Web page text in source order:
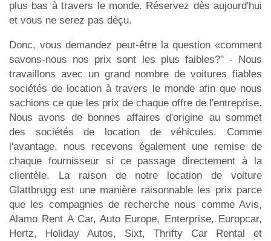
plus bas à travers le monde. Réservez dès aujourd'hui
et vous ne serez pas déçu.
Donc, vous demandez peut-être la question «comment
savons-nous nos prix sont les plus faibles?" - Nous
travaillons avec un grand nombre de voitures fiables
sociétés de location à travers le monde afin que nous
sachions ce que les prix de chaque offre de l'entreprise.
Nous avons de bonnes affaires d'origine au sommet
des sociétés de location de véhicules. Comme
l'avantage, nous recevons également une remise de
chaque fournisseur si ce passage directement à la
clientèle. La raison de notre location de voiture
Glattbrugg est une manière raisonnable les prix parce
que les compagnies de recherche nous comme Avis,
Alamo Rent A Car, Auto Europe, Enterprise, Europcar,
Hertz, Holiday Autos, Sixt, Thrifty Car Rental et